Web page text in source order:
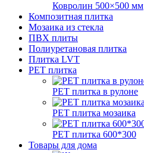
Ковролин 500×500 мм
Композитная плитка
Мозаика из стекла
ПВХ плиты
Полиуретановая плитка
Плитка LVT
РЕТ плитка
РЕТ плитка в рулоне
РЕТ плитка мозаика
РЕТ плитка 600*300
Товары для дома